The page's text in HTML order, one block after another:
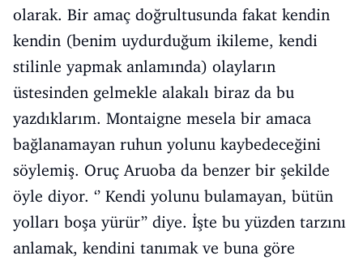
olarak. Bir amaç doğrultusunda fakat kendin
kendin (benim uydurduğum ikileme, kendi
stilinle yapmak anlamında) olayların
üstesinden gelmekle alakalı biraz da bu
yazdıklarım. Montaigne mesela bir amaca
bağlanamayan ruhun yolunu kaybedeceğini
söylemiş. Oruç Aruoba da benzer bir şekilde
öyle diyor. ‘’ Kendi yolunu bulamayan, bütün
yolları boşa yürür’’ diye. İşte bu yüzden tarzını
anlamak, kendini tanımak ve buna göre